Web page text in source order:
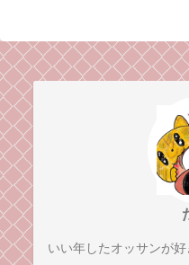
いい年したオッサンが